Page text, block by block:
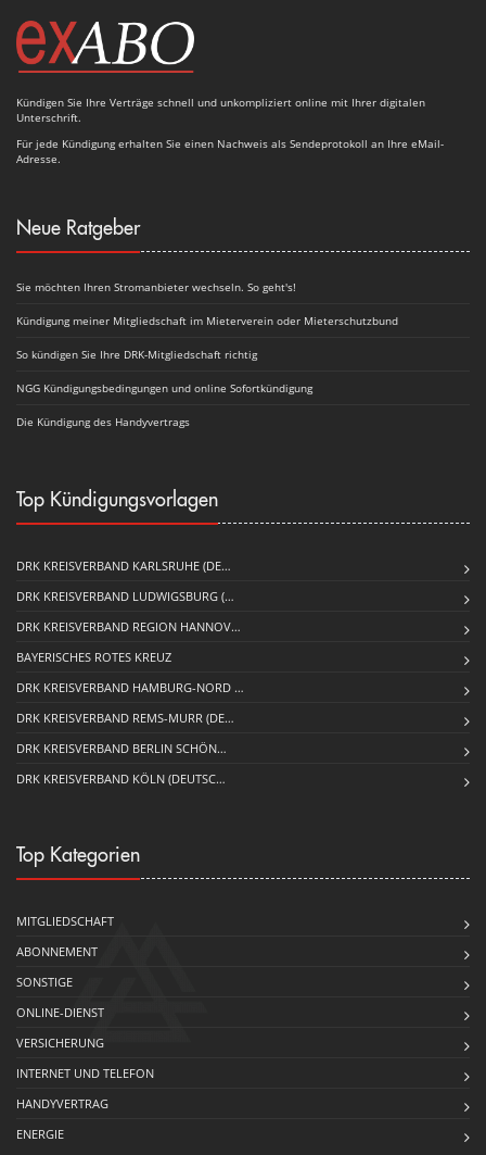
Kündigen Sie Ihre Verträge schnell und unkompliziert online mit Ihrer digitalen
Unterschrift.
Für jede Kündigung erhalten Sie einen Nachweis als Sendeprotokoll an Ihre eMail-
Adresse.
Neue Ratgeber
Sie möchten Ihren Stromanbieter wechseln. So geht's!
Kündigung meiner Mitgliedschaft im Mieterverein oder Mieterschutzbund
So kündigen Sie Ihre DRK-Mitgliedschaft richtig
NGG Kündigungsbedingungen und online Sofortkündigung
Die Kündigung des Handyvertrags
Top Kündigungsvorlagen
DRK KREISVERBAND KARLSRUHE (DE…
DRK KREISVERBAND LUDWIGSBURG (…
DRK KREISVERBAND REGION HANNOV…
BAYERISCHES ROTES KREUZ
DRK KREISVERBAND HAMBURG-NORD …
DRK KREISVERBAND REMS-MURR (DE…
DRK KREISVERBAND BERLIN SCHÖN…
DRK KREISVERBAND KÖLN (DEUTSC…
Top Kategorien
MITGLIEDSCHAFT
ABONNEMENT
SONSTIGE
ONLINE-DIENST
VERSICHERUNG
INTERNET UND TELEFON
HANDYVERTRAG
ENERGIE